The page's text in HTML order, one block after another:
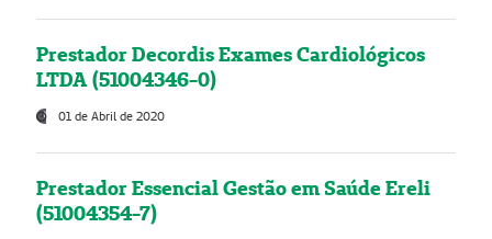
Prestador Decordis Exames Cardiológicos
LTDA (51004346-0)
01 de Abril de 2020
Prestador Essencial Gestão em Saúde Ereli
(51004354-7)